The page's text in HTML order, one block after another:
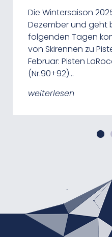
Die Wintersaison
Dezember und geht
folgenden Tagen
von Skirennen zu
Februar: Pisten
(Nr.90+92)…
weiterlesen
Sonnenaugangs am
6:46 Uhr 30. April: 6:14
weiterlesen
Wanderwege für
aufgenommen, so
GEOPARC
lassen sich auch die
Schwarzhorn, zur…
weiterlesen